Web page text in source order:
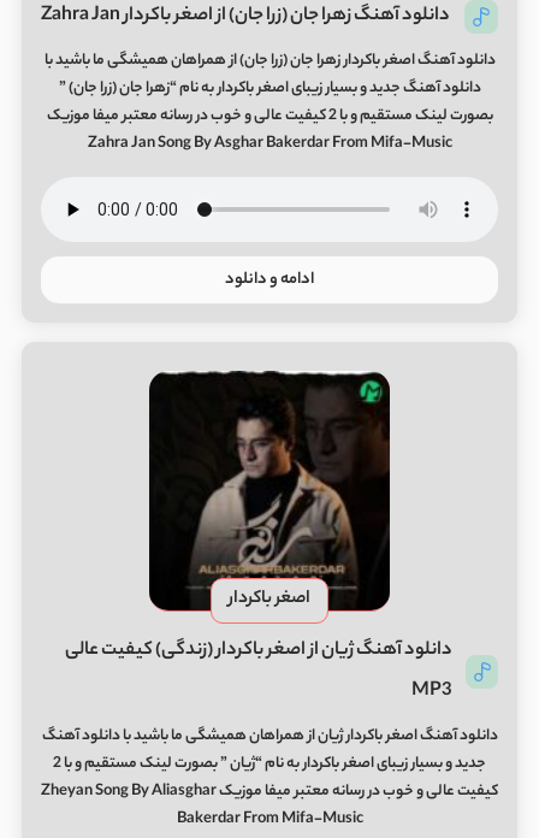
دانلود آهنگ زهرا جان (زرا جان) از اصغر باکردار Zahra Jan
دانلود آهنگ اصغر باکردار زهرا جان (زرا جان) از همراهان همیشگی ما باشید با
دانلود آهنگ جدید و بسیار زیبای اصغر باکردار به نام “زهرا جان (زرا جان) ”
بصورت لینک مستقیم و با 2 کیفیت عالی و خوب در رسانه معتبر میفا موزیک
Zahra Jan Song By Asghar Bakerdar From Mifa-Music
ادامه و دانلود
اصغر باکردار
دانلود آهنگ ژیان از اصغر باکردار (زندگی) کیفیت عالی
MP3
دانلود آهنگ اصغر باکردار ژیان از همراهان همیشگی ما باشید با دانلود آهنگ
جدید و بسیار زیبای اصغر باکردار به نام “ژیان ” بصورت لینک مستقیم و با 2
کیفیت عالی و خوب در رسانه معتبر میفا موزیک Zheyan Song By Aliasghar
Bakerdar From Mifa-Music